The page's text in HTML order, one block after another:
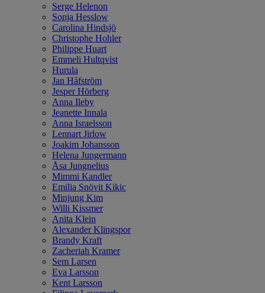
Serge Helenon
Sonja Hesslow
Carolina Hindsjö
Christophe Hohler
Philippe Huart
Emmeli Hultqvist
Hurula
Jan Håfström
Jesper Hörberg
Anna Ileby
Jeanette Innala
Anna Israelsson
Lennart Jirlow
Joakim Johansson
Helena Jungermann
Åsa Jungnelius
Mimmi Kandler
Emilia Snövit Kikic
Minjung Kim
Willi Kissmer
Anita Klein
Alexander Klingspor
Brandy Kraft
Zacheriah Kramer
Sem Larsen
Eva Larsson
Kent Larsson